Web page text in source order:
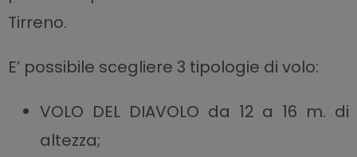
Tirreno.
E’ possibile scegliere 3 tipologie di volo:
VOLO DEL DIAVOLO da 12 a 16 m. di
altezza;